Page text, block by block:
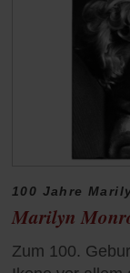
100 Jahre
Marilyn
Zum 100.